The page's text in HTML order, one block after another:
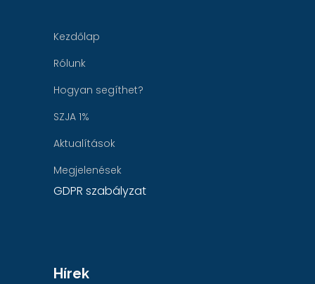
Kezdőlap
Rólunk
Hogyan segíthet?
SZJA 1%
Aktualítások
Megjelenések
GDPR szabályzat
Hírek